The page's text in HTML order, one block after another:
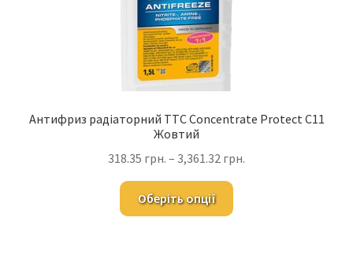
Антифриз радіаторний TTC Concentrate Protect C11
Жовтий
318.35 грн. – 3,361.32 грн.
Оберіть опції